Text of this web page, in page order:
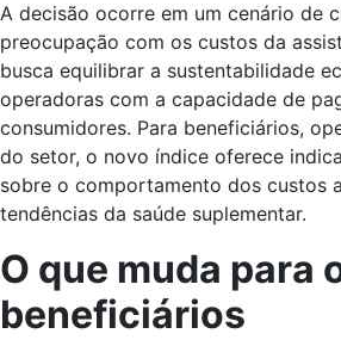
A decisão ocorre em um cenário de
preocupação com os custos da
busca equilibrar a sustentabilidade
operadoras com a capacidade de
consumidores. Para beneficiários,
do setor, o novo índice oferece
sobre o comportamento dos custos
tendências da saúde suplementar.
O que muda para
beneficiários